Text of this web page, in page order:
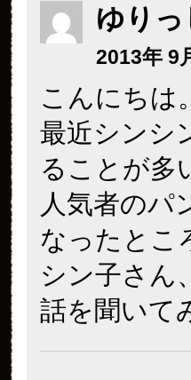
ゆりっ
2013年 9
こんにちは。
最近シンシ
ることが多
人気者のパ
なったとこ
シン子さん
話を聞いて